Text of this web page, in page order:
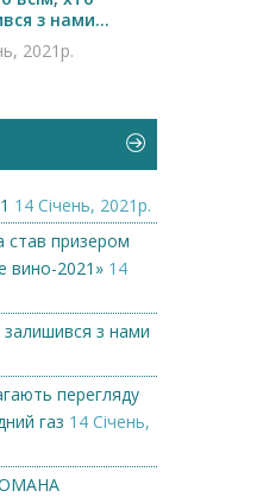
з нами...
2021р.
14 Січень, 2021р.
став призером
вино-2021» 14
залишився з нами
перегляду
газ 14 Січень,